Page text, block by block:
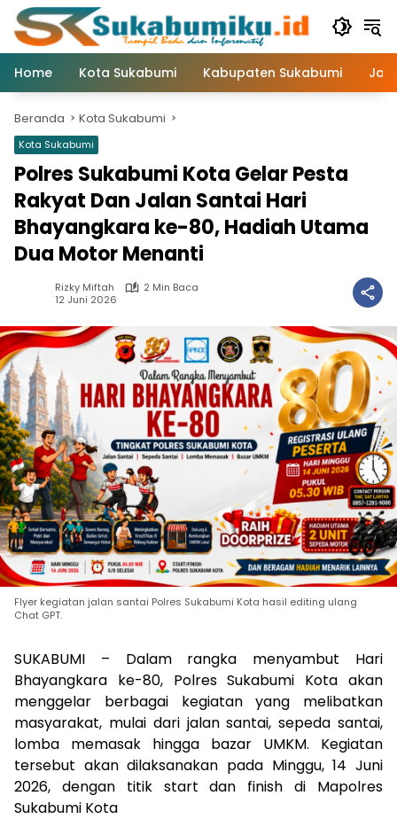
Langsung
konten
Home
Kota Sukabumi Kabupaten Sukabumi
Beranda Kota Sukabumi
Kota Sukabumi
Polres Sukabumi Kota Gelar Pesta
Rakyat Dan Jalan Santai Hari
Bhayangkara ke-80, Hadiah Utama
Dua Motor Menanti
Rizky Miftah
2 Min Baca
12 Juni 2026
Flyer kegiatan jalan santai Polres Sukabumi Kota hasil editing ulang
Chat GPT.
SUKABUMI – Dalam rangka menyambut Hari
Bhayangkara ke-80, Polres Sukabumi Kota akan
menggelar berbagai kegiatan yang melibatkan
masyarakat, mulai dari jalan santai, sepeda santai,
lomba memasak hingga bazar UMKM. Kegiatan
tersebut akan dilaksanakan pada Minggu, 14 Juni
2026, dengan titik start dan finish di Mapolres
Sukabumi Kota